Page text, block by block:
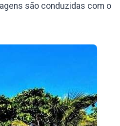
são conduzidas com o